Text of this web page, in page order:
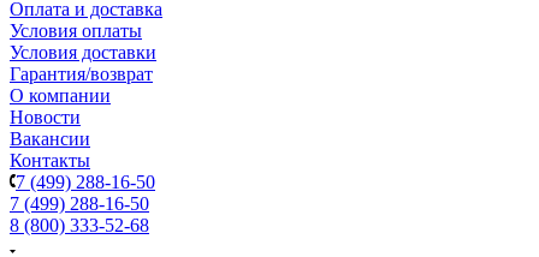
Оплата и доставка
Условия оплаты
Условия доставки
Гарантия/возврат
О компании
Новости
Вакансии
Контакты
7 (499) 288-16-50
7 (499) 288-16-50
8 (800) 333-52-68